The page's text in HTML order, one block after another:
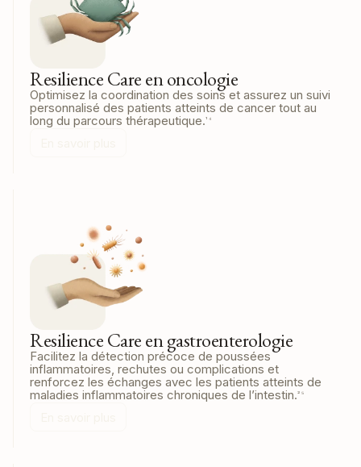
Resilience Care en oncologie
Optimisez la coordination des soins et assurez un suivi
personnalisé des patients atteints de cancer tout au
long du parcours thérapeutique.¹ ⁴
Resilience Care en gastroenterologie
Facilitez la détection précoce de poussées
inflammatoires, rechutes ou complications et
renforcez les échanges avec les patients atteints de
maladies inflammatoires chroniques de l’intestin.² ⁵